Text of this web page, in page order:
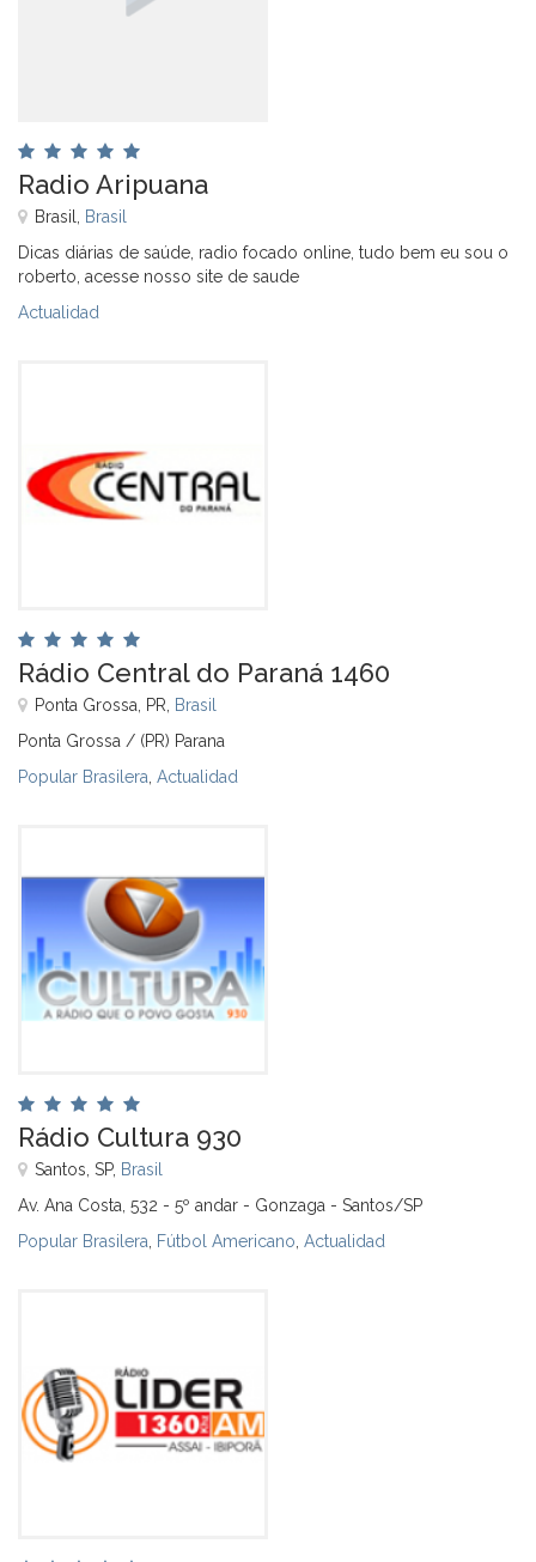
Radio Aripuana
Brasil, Brasil
Dicas diárias de saúde, radio focado online, tudo bem eu sou o
roberto, acesse nosso site de saude
Actualidad
Rádio Central do Paraná 1460
Ponta Grossa, PR, Brasil
Ponta Grossa / (PR) Parana
Popular Brasilera Actualidad
Rádio Cultura 930
Santos, SP, Brasil
Av. Ana Costa, 532 - 5º andar - Gonzaga - Santos/SP
Popular Brasilera Fútbol Americano Actualidad